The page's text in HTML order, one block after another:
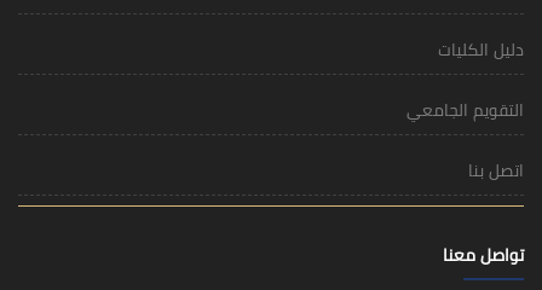
دليل الكليات
التقويم الجامعي
اتصل بنا
تواصل معنا